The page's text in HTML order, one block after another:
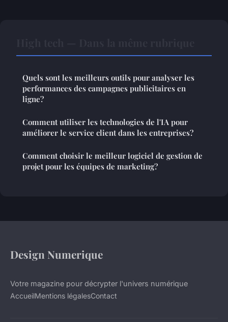
Quels sont les meilleurs outils pour analyser les
performances des campagnes publicitaires en
ligne?
Comment utiliser les technologies de l'IA pour
améliorer le service client dans les entreprises?
Comment choisir le meilleur logiciel de gestion de
projet pour les équipes de marketing?
Design Numerique
Votre magazine pour décrypter l'univers numérique
AccueilMentions légalesContact